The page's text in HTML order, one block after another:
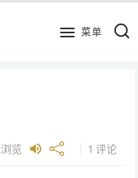
菜单
浏览 1 评论